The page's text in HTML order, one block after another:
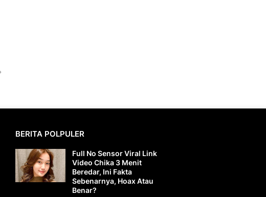
BERITA POLPULER
Full No Sensor Viral Link
Video Chika 3 Menit
Beredar, Ini Fakta
Sebenarnya, Hoax Atau
Benar?